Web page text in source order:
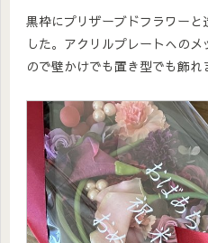
黒枠にプリザーブドフラワー
した。アクリルプレートへの
ので壁かけでも置き型でも飾れ